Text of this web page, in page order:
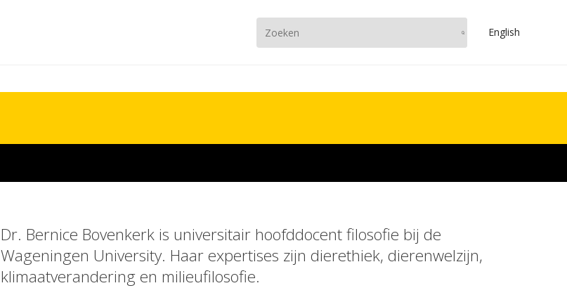
English
Dr. Bernice Bovenkerk is universitair hoofddocent filosofie bij de
Wageningen University. Haar expertises zijn dierethiek, dierenwelzijn,
klimaatverandering en milieufilosofie.